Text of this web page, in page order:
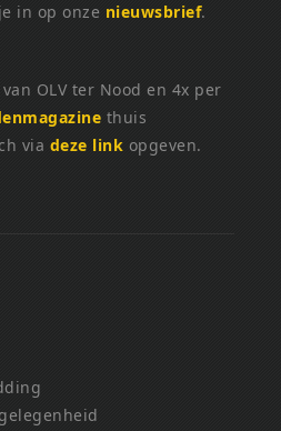
in op onze nieuwsbrief.
OLV ter Nood en 4x per
thuis
via deze link opgeven.